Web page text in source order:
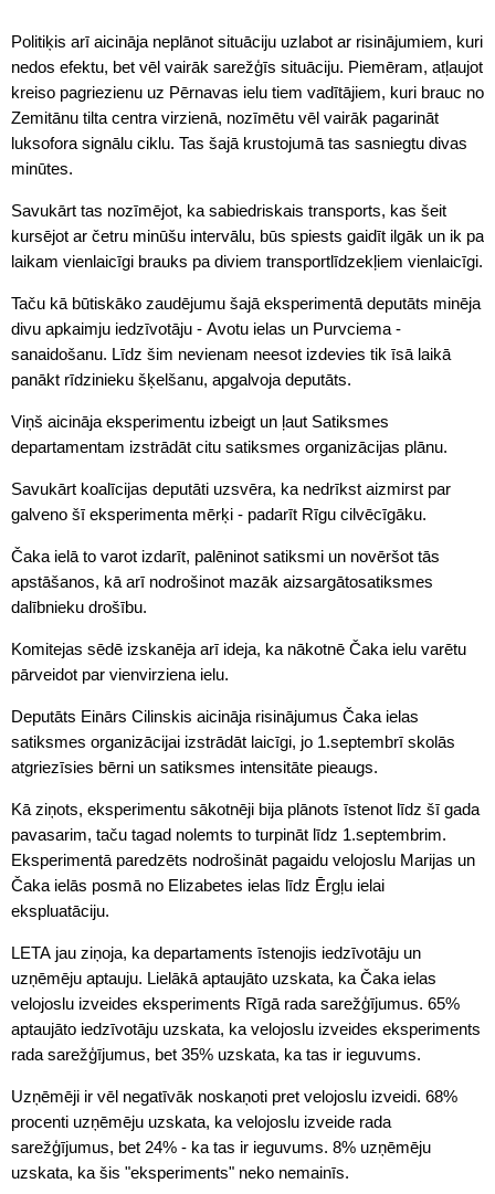
Politiķis arī aicināja neplānot situāciju uzlabot ar risinājumiem, kuri
nedos efektu, bet vēl vairāk sarežģīs situāciju. Piemēram, atļaujot
kreiso pagriezienu uz Pērnavas ielu tiem vadītājiem, kuri brauc no
Zemitānu tilta centra virzienā, nozīmētu vēl vairāk pagarināt
luksofora signālu ciklu. Tas šajā krustojumā tas sasniegtu divas
minūtes.
Savukārt tas nozīmējot, ka sabiedriskais transports, kas šeit
kursējot ar četru minūšu intervālu, būs spiests gaidīt ilgāk un ik pa
laikam vienlaicīgi brauks pa diviem transportlīdzekļiem vienlaicīgi.
Taču kā būtiskāko zaudējumu šajā eksperimentā deputāts minēja
divu apkaimju iedzīvotāju - Avotu ielas un Purvciema -
sanaidošanu. Līdz šim nevienam neesot izdevies tik īsā laikā
panākt rīdzinieku šķelšanu, apgalvoja deputāts.
Viņš aicināja eksperimentu izbeigt un ļaut Satiksmes
departamentam izstrādāt citu satiksmes organizācijas plānu.
Savukārt koalīcijas deputāti uzsvēra, ka nedrīkst aizmirst par
galveno šī eksperimenta mērķi - padarīt Rīgu cilvēcīgāku.
Čaka ielā to varot izdarīt, palēninot satiksmi un novēršot tās
apstāšanos, kā arī nodrošinot mazāk aizsargātosatiksmes
dalībnieku drošību.
Komitejas sēdē izskanēja arī ideja, ka nākotnē Čaka ielu varētu
pārveidot par vienvirziena ielu.
Deputāts Einārs Cilinskis aicināja risinājumus Čaka ielas
satiksmes organizācijai izstrādāt laicīgi, jo 1.septembrī skolās
atgriezīsies bērni un satiksmes intensitāte pieaugs.
Kā ziņots, eksperimentu sākotnēji bija plānots īstenot līdz šī gada
pavasarim, taču tagad nolemts to turpināt līdz 1.septembrim.
Eksperimentā paredzēts nodrošināt pagaidu velojoslu Marijas un
Čaka ielās posmā no Elizabetes ielas līdz Ērgļu ielai
ekspluatāciju.
LETA jau ziņoja, ka departaments īstenojis iedzīvotāju un
uzņēmēju aptauju. Lielākā aptaujāto uzskata, ka Čaka ielas
velojoslu izveides eksperiments Rīgā rada sarežģījumus. 65%
aptaujāto iedzīvotāju uzskata, ka velojoslu izveides eksperiments
rada sarežģījumus, bet 35% uzskata, ka tas ir ieguvums.
Uzņēmēji ir vēl negatīvāk noskaņoti pret velojoslu izveidi. 68%
procenti uzņēmēju uzskata, ka velojoslu izveide rada
sarežģījumus, bet 24% - ka tas ir ieguvums. 8% uzņēmēju
uzskata, ka šis "eksperiments" neko nemainīs.